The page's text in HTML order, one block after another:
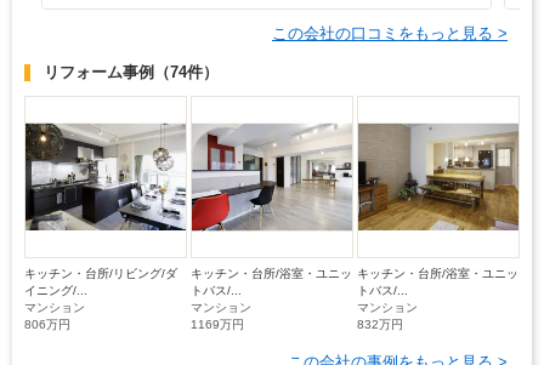
この会社の口コミをもっと見る >
リフォーム事例 （74件）
キッチン・台所/リビング/ダ
イニング/...
マンション
806万円
キッチン・台所/浴室・ユニッ
トバス/...
マンション
1169万円
キッチン・台所/浴室・ユニッ
トバス/...
マンション
832万円